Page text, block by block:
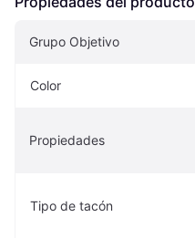
Grupo Objetivo
Color
Propiedades
Tipo de tacón